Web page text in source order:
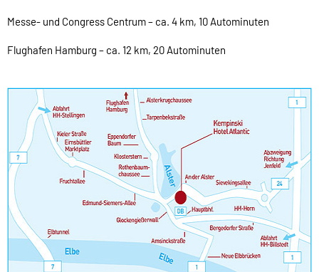
Messe- und Congress Centrum – ca. 4 km, 10 Autominuten
Flughafen Hamburg – ca. 12 km, 20 Autominuten